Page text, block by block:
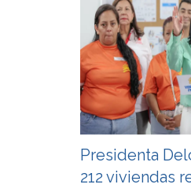
Presidenta
212 viviendas